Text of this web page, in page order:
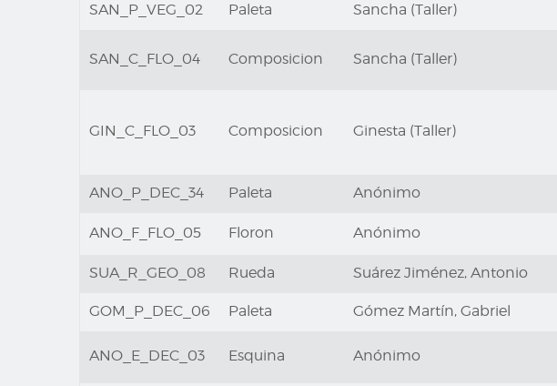
SAN_P_VEG_02 Paleta Sancha (Taller)
SAN_C_FLO_04 Composicion Sancha (Taller)
GIN_C_FLO_03 Composicion Ginesta (Taller)
ANO_P_DEC_34 Paleta Anónimo
ANO_F_FLO_05 Floron Anónimo
SUA_R_GEO_08 Rueda Suárez Jiménez, Antonio
GOM_P_DEC_06 Paleta Gómez Martín, Gabriel
ANO_E_DEC_03 Esquina Anónimo